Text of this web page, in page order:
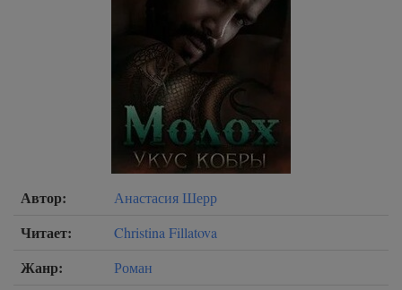
Автор: Анастасия Шерр
Читает: Christina Fillatova
Жанр: Роман